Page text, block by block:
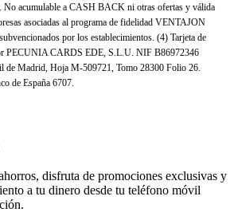
No acumulable a CASH BACK ni otras ofertas y válida
asociadas al programa de fidelidad VENTAJON
por los establecimientos. (4) Tarjeta de
PECUNIA CARDS EDE, S.L.U. NIF B86972346
de Madrid, Hoja M-509721, Tomo 28300 Folio 26.
de España 6707.
disfruta de promociones exclusivas y
a tu dinero desde tu teléfono móvil